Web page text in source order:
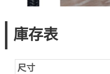
庫存表
尺寸